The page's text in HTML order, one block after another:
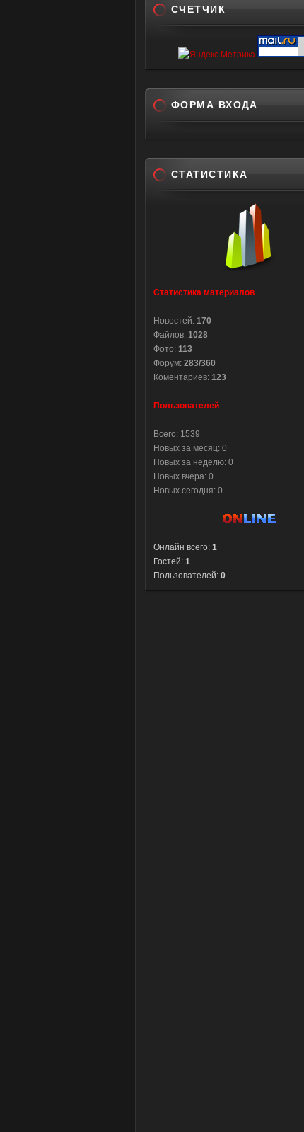
СЧЕТЧИК
ФОРМА ВХОДА
СТАТИСТИКА
Статистика материалов
Новостей: 170
Файлов: 1028
Фото: 113
Форум: 283/360
Коментариев: 123
Пользователей
Всего: 1539
Новых за месяц: 0
Новых за неделю: 0
Новых вчера: 0
Новых сегодня: 0
Онлайн всего: 1
Гостей: 1
Пользователей: 0